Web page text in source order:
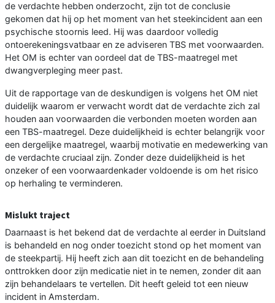
de verdachte hebben onderzocht, zijn tot de conclusie
gekomen dat hij op het moment van het steekincident aan een
psychische stoornis leed. Hij was daardoor volledig
ontoerekeningsvatbaar en ze adviseren TBS met voorwaarden.
Het OM is echter van oordeel dat de TBS-maatregel met
dwangverpleging meer past.
Uit de rapportage van de deskundigen is volgens het OM niet
duidelijk waarom er verwacht wordt dat de verdachte zich zal
houden aan voorwaarden die verbonden moeten worden aan
een TBS-maatregel. Deze duidelijkheid is echter belangrijk voor
een dergelijke maatregel, waarbij motivatie en medewerking van
de verdachte cruciaal zijn. Zonder deze duidelijkheid is het
onzeker of een voorwaardenkader voldoende is om het risico
op herhaling te verminderen.
Mislukt traject
Daarnaast is het bekend dat de verdachte al eerder in Duitsland
is behandeld en nog onder toezicht stond op het moment van
de steekpartij. Hij heeft zich aan dit toezicht en de behandeling
onttrokken door zijn medicatie niet in te nemen, zonder dit aan
zijn behandelaars te vertellen. Dit heeft geleid tot een nieuw
incident in Amsterdam.